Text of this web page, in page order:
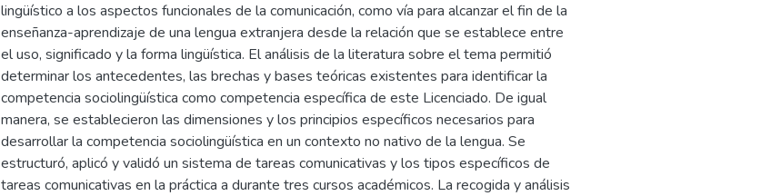
lingüístico a los aspectos funcionales de la comunicación, como vía para alcanzar el fin de la
enseñanza-aprendizaje de una lengua extranjera desde la relación que se establece entre
el uso, significado y la forma lingüística. El análisis de la literatura sobre el tema permitió
determinar los antecedentes, las brechas y bases teóricas existentes para identificar la
competencia sociolingüística como competencia específica de este Licenciado. De igual
manera, se establecieron las dimensiones y los principios específicos necesarios para
desarrollar la competencia sociolingüística en un contexto no nativo de la lengua. Se
estructuró, aplicó y validó un sistema de tareas comunicativas y los tipos específicos de
tareas comunicativas en la práctica a durante tres cursos académicos. La recogida y análisis